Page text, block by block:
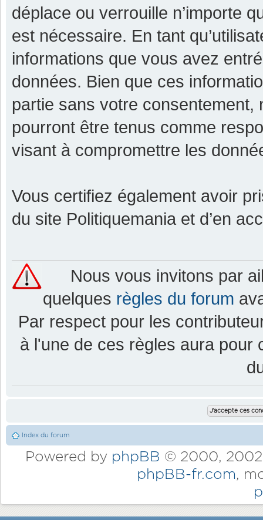
déplace ou verrouille n’importe
est nécessaire. En tant
informations que vous avez
données. Bien que ces
partie sans votre consentement,
pourront être tenus comme
visant à compromettre les
Vous certifiez également avoir
du site Politiquemania et d’en
Nous vous invitons par
quelques règles du forum
Par respect pour les
à l'une de ces règles aura pour
Index du forum
Powered by phpBB © 2000,
phpBB-fr.com,